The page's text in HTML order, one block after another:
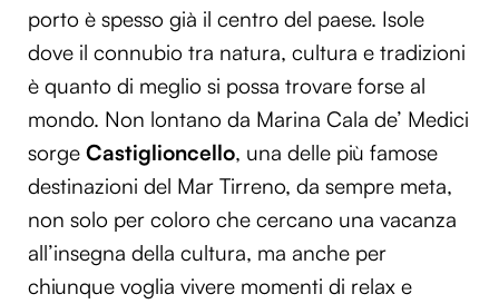
porto è spesso già il centro del paese. Isole
dove il connubio tra natura, cultura e tradizioni
è quanto di meglio si possa trovare forse al
mondo. Non lontano da Marina Cala de’ Medici
sorge Castiglioncello, una delle più famose
destinazioni del Mar Tirreno, da sempre meta,
non solo per coloro che cercano una vacanza
all’insegna della cultura, ma anche per
chiunque voglia vivere momenti di relax e